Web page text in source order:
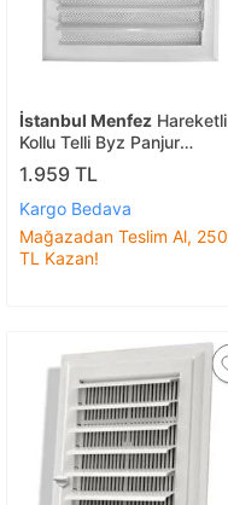
İstanbul Menfez Hareketli
Kollu Telli Byz Panjur
G25*y38
1.959 TL
Kargo Bedava
Mağazadan Teslim Al, 250
TL Kazan!